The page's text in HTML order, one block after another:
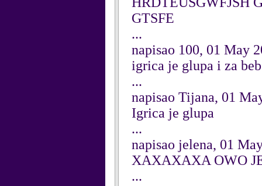
GTSFE
...
napisao 100, 01 May
igrica je glupa i za
...
napisao Tijana, 01
Igrica je glupa
...
napisao jelena, 01
XAXAXAXA OWO
...